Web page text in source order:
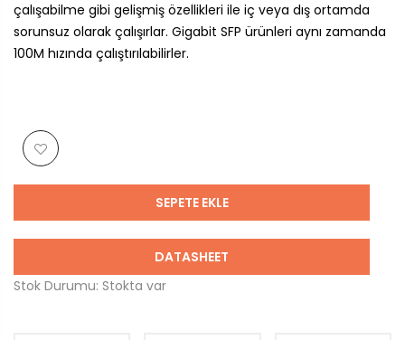
çalışabilme gibi gelişmiş özellikleri ile iç veya dış ortamda
sorunsuz olarak çalışırlar. Gigabit SFP ürünleri aynı zamanda
100M hızında çalıştırılabilirler.
SEPETE EKLE
DATASHEET
Stok Durumu: Stokta var